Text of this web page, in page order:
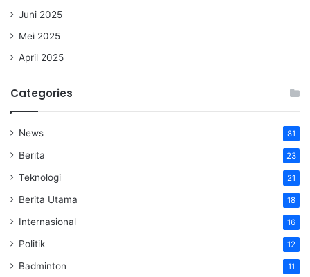
Juni 2025
Mei 2025
April 2025
Categories
News 81
Berita 23
Teknologi 21
Berita Utama 18
Internasional 16
Politik 12
Badminton 11